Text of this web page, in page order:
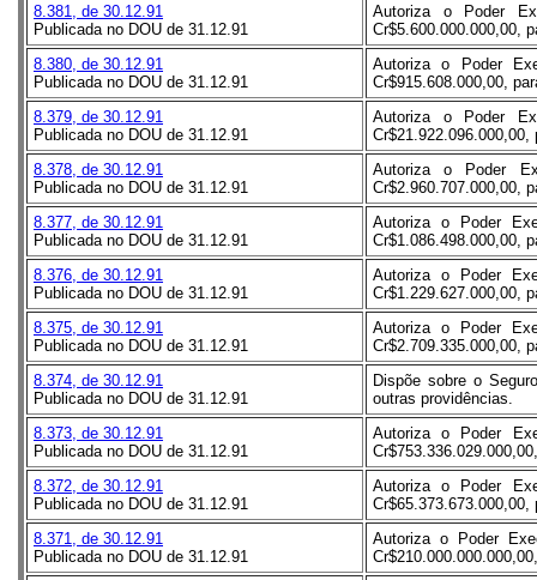
8.381, de 30.12.91
Publicada no DOU de 31.12.91
Autoriza o Poder
Cr$5.600.000.000,00,
8.380, de 30.12.91
Publicada no DOU de 31.12.91
Autoriza o Poder
Cr$915.608.000,00,
8.379, de 30.12.91
Publicada no DOU de 31.12.91
Autoriza o Poder
8.378, de 30.12.91
Publicada no DOU de 31.12.91
Autoriza o Poder
Cr$2.960.707.000,00,
8.377, de 30.12.91
Publicada no DOU de 31.12.91
Autoriza o Poder
Cr$1.086.498.000,00,
8.376, de 30.12.91
Publicada no DOU de 31.12.91
Autoriza o Poder
Cr$1.229.627.000,00,
8.375, de 30.12.91
Publicada no DOU de 31.12.91
Autoriza o Poder
Cr$2.709.335.000,00,
8.374, de 30.12.91
Publicada no DOU de 31.12.91
Dispõe sobre o
outras providências.
8.373, de 30.12.91
Publicada no DOU de 31.12.91
Autoriza o Poder
8.372, de 30.12.91
Publicada no DOU de 31.12.91
Autoriza o Poder
8.371, de 30.12.91
Publicada no DOU de 31.12.91
Autoriza o Poder